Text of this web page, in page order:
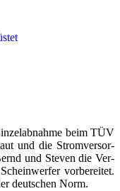
beim TÜV
und die Strom­ver­sor­
und Ste­ven die Ver­
vor­be­rei­tet.
deut­schen Norm.